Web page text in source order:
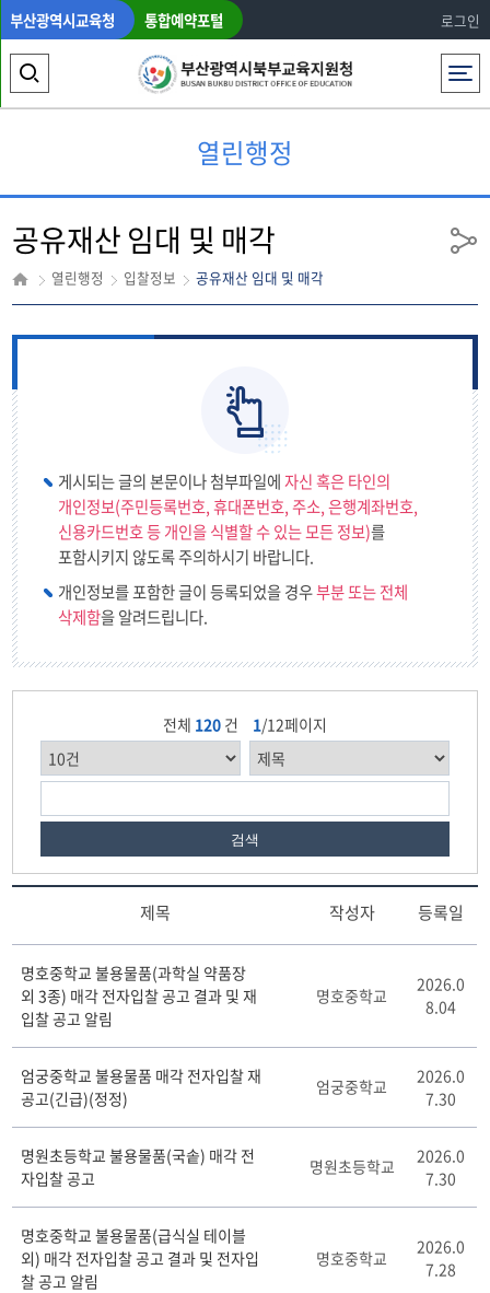
부산광역시교육청 통합예약포털 로그인
전체메뉴
색
역
열
기
열린행정
공유재산 임대 및 매각
열린행정 입찰정보 공유재산 임대 및 매각
공
게시되는 글의 본문이나 첨부파일에자신 혹은 타인의
개인정보(주민등록번호, 휴대폰번호, 주소, 은행계좌번호,
신용카드번호 등 개인을 식별할 수 있는 모든 정보)를
포함시키지 않도록 주의하시기 바랍니다.
개인정보를 포함한 글이 등록되었을 경우부분 또는 전체
삭제함을 알려드립니다.
전체 120 건 1/12페이지
검색
유
재
산
임
대
및
매
게
시
판
리
스
트
제목 작성자 등록일
명호중학교 불용물품(과학실 약품장
외 3종) 매각 전자입찰 공고 결과 및 재
입찰 공고 알림
명호중학교
2026.0
8.04
엄궁중학교 불용물품 매각 전자입찰 재
공고(긴급)(정정)
엄궁중학교
2026.0
7.30
명원초등학교 불용물품(국솥) 매각 전
자입찰 공고
명원초등학교
2026.0
7.30
명호중학교 불용물품(급식실 테이블
외) 매각 전자입찰 공고 결과 및 전자입
찰 공고 알림
명호중학교
2026.0
7.28